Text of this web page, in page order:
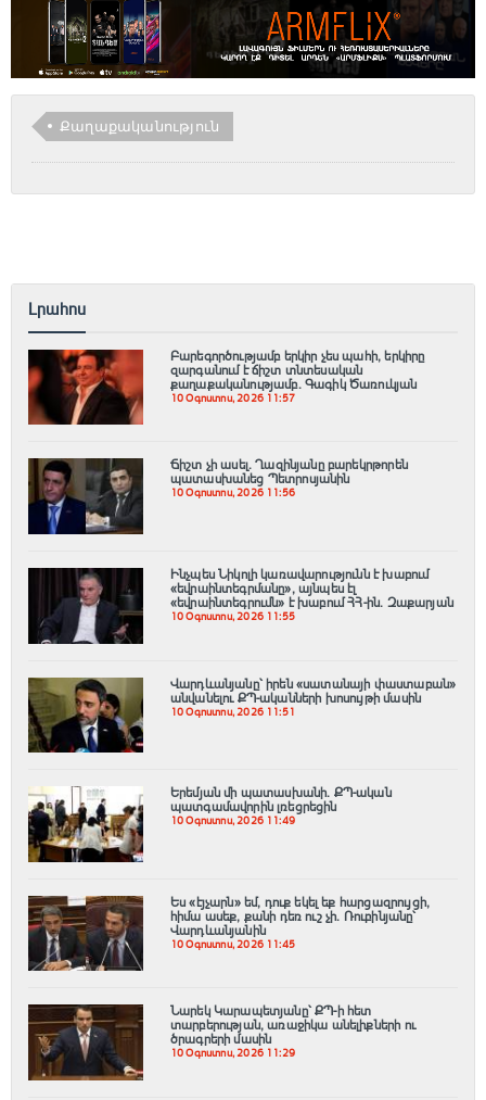
Քաղաքականություն
Լրահոս
Բարեգործությամբ երկիր չես պահի, երկիրը
զարգանում է ճիշտ տնտեսական
քաղաքականությամբ. Գագիկ Ծառուկյան
10 Օգոստոս, 2026 11:57
Ճիշտ չի ասել․ Ղազինյանը բարեկրթորեն
պատասխանեց Պետրոսյանին
10 Օգոստոս, 2026 11:56
Ինչպես Նիկոլի կառավարությունն է խաբում
«եվրաինտեգրմանը», այնպես էլ
«եվրաինտեգրումն» է խաբում ՀՀ-ին. Զաքարյան
10 Օգոստոս, 2026 11:55
Վարդևանյանը՝ իրեն «սատանայի փաստաբան»
անվանելու ՔՊ-ականների խոսույթի մասին
10 Օգոստոս, 2026 11:51
Երեմյան մի պատասխանի․ ՔՊ-ական
պատգամավորին լռեցրեցին
10 Օգոստոս, 2026 11:49
Ես «էյչարն» եմ, դուք եկել եք հարցազրույցի,
հիմա ասեք, քանի դեռ ուշ չի․ Ռուբինյանը՝
Վարդևանյանին
10 Օգոստոս, 2026 11:45
Նարեկ Կարապետյանը՝ ՔՊ-ի հետ
տարբերության, առաջիկա անելիքների ու
ծրագրերի մասին
10 Օգոստոս, 2026 11:29